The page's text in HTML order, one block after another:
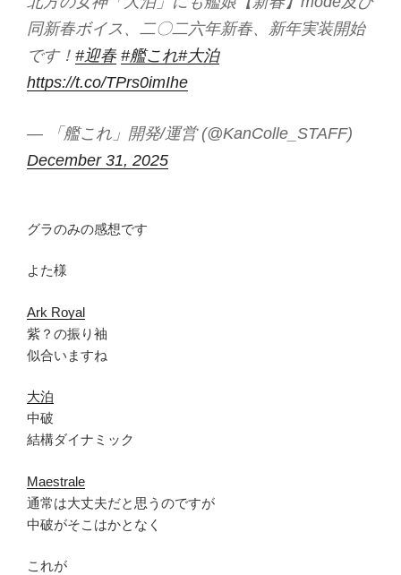
同新春ボイス、二〇二六年新春、新年実装開始
です！ #迎春 #艦これ#大泊
https://t.co/TPrs0imIhe
— 「艦これ」開発/運営 (@KanColle_STAFF)
December 31, 2025
グラのみの感想です
よた様
Ark Royal
紫？の振り袖
似合いますね
大泊
中破
結構ダイナミック
Maestrale
通常は大丈夫だと思うのですが
中破がそこはかとなく
これが